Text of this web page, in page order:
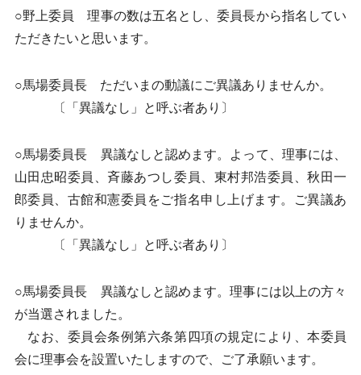
○野上委員 理事の数は五名とし、委員長から指名してい
ただきたいと思います。
○馬場委員長 ただいまの動議にご異議ありませんか。
〔「異議なし」と呼ぶ者あり〕
○馬場委員長 異議なしと認めます。よって、理事には、
山田忠昭委員、斉藤あつし委員、東村邦浩委員、秋田一
郎委員、古館和憲委員をご指名申し上げます。ご異議あ
りませんか。
〔「異議なし」と呼ぶ者あり〕
○馬場委員長 異議なしと認めます。理事には以上の方々
が当選されました。
なお、委員会条例第六条第四項の規定により、本委員
会に理事会を設置いたしますので、ご了承願います。